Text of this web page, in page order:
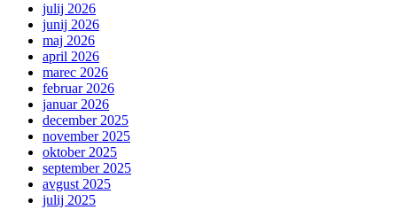
julij 2026
junij 2026
maj 2026
april 2026
marec 2026
februar 2026
januar 2026
december 2025
november 2025
oktober 2025
september 2025
avgust 2025
julij 2025